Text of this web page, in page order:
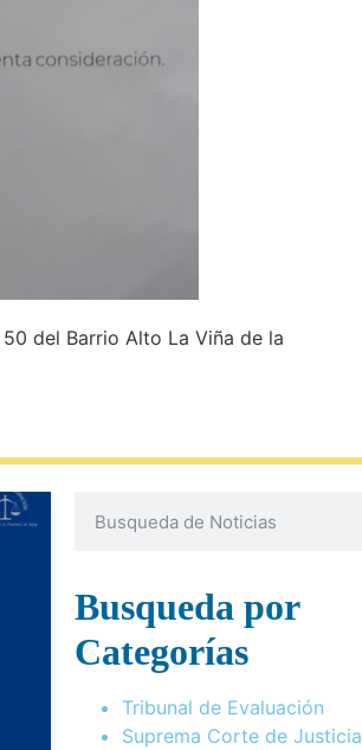
del Barrio Alto La Viña de la
Busqueda por
Categorías
Tribunal de Evaluación
Suprema Corte de Justicia